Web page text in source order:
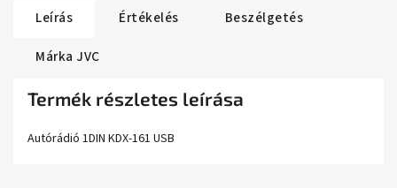
Leírás Értékelés
Beszélgetés
Márka JVC
Termék részletes leírása
Autórádió 1DIN KDX-161 USB